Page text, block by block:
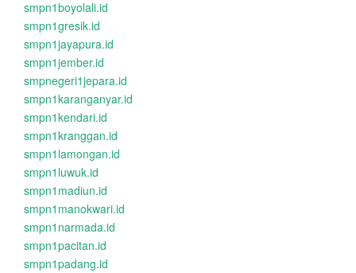
smpn1boyolali.id
smpn1gresik.id
smpn1jayapura.id
smpn1jember.id
smpnegeri1jepara.id
smpn1karanganyar.id
smpn1kendari.id
smpn1kranggan.id
smpn1lamongan.id
smpn1luwuk.id
smpn1madiun.id
smpn1manokwari.id
smpn1narmada.id
smpn1pacitan.id
smpn1padang.id